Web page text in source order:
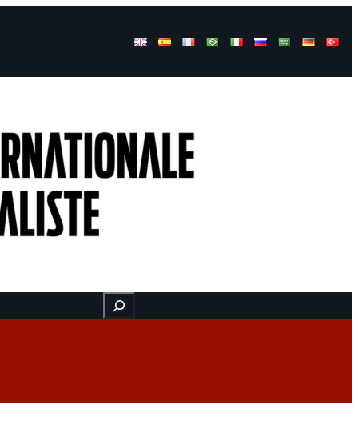
Buscar